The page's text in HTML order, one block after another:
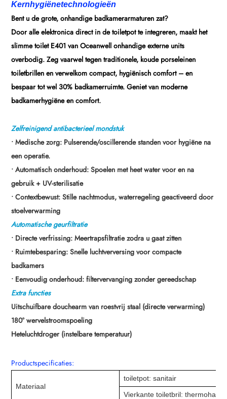
Kernhygiënetechnologieën
Bent u de grote, onhandige badkamerarmaturen zat?
Door alle elektronica direct in de toiletpot te integreren, maakt het
slimme toilet E401 van Oceanwell onhandige externe units
overbodig. Zeg vaarwel tegen traditionele, koude porseleinen
toiletbrillen en verwelkom compact, hygiënisch comfort – en
bespaar tot wel 30% badkamerruimte. Geniet van moderne
badkamerhygiëne en comfort.
Zelfreinigend antibacterieel mondstuk
•Medische zorg: Pulserende/oscillerende standen voor hygiëne na
een operatie.
• Automatisch onderhoud: Spoelen met heet water voor en na
gebruik + UV-sterilisatie
• Contextbewust: Stille nachtmodus, waterregeling geactiveerd door
stoelverwarming
Automatische geurfiltratie
• Directe verfrissing: Meertrapsfiltratie zodra u gaat zitten
• Ruimtebesparing: Snelle luchtverversing voor compacte
badkamers
• Eenvoudig onderhoud: filtervervanging zonder gereedschap
Extra functies
Uitschuifbare douchearm van roestvrij staal (directe verwarming)
180° wervelstroomspoeling
Heteluchtdroger (instelbare temperatuur)
Productspecificaties:
Materiaal
toiletpot: sanitair
Vierkante toiletbril: